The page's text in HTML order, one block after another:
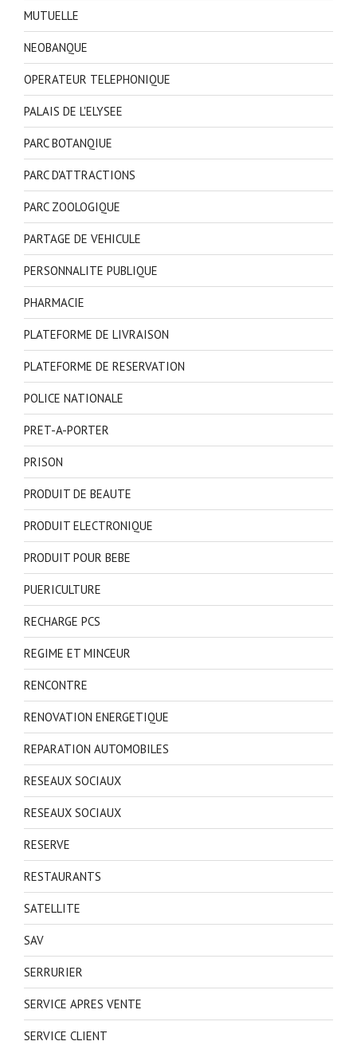
MUTUELLE
NEOBANQUE
OPERATEUR TELEPHONIQUE
PALAIS DE L'ELYSEE
PARC BOTANQIUE
PARC D'ATTRACTIONS
PARC ZOOLOGIQUE
PARTAGE DE VEHICULE
PERSONNALITE PUBLIQUE
PHARMACIE
PLATEFORME DE LIVRAISON
PLATEFORME DE RESERVATION
POLICE NATIONALE
PRET-A-PORTER
PRISON
PRODUIT DE BEAUTE
PRODUIT ELECTRONIQUE
PRODUIT POUR BEBE
PUERICULTURE
RECHARGE PCS
REGIME ET MINCEUR
RENCONTRE
RENOVATION ENERGETIQUE
REPARATION AUTOMOBILES
RESEAUX SOCIAUX
RESEAUX SOCIAUX
RESERVE
RESTAURANTS
SATELLITE
SAV
SERRURIER
SERVICE APRES VENTE
SERVICE CLIENT